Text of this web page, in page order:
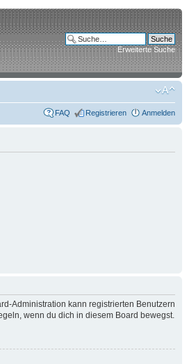
Erweiterte Suche
FAQ Registrieren Anmelden
Administration kann registrierten Benutzern
wenn du dich in diesem Board bewegst.